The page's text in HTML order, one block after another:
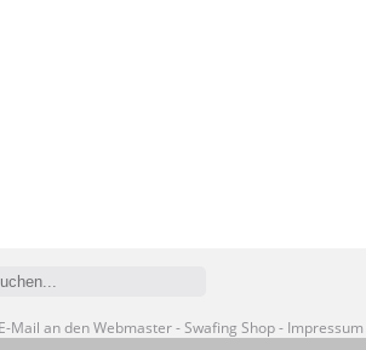
E-Mail an den Webmaster - Swafing Shop - Impressum